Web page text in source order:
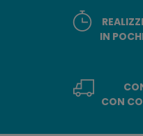
IN
CON